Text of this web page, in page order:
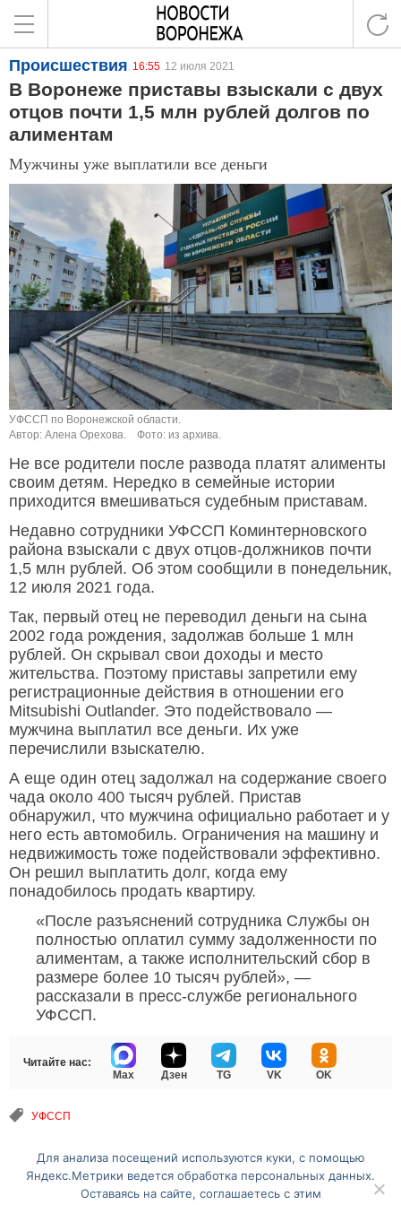
Происшествия 16:55 12 июля 2021
В Воронеже приставы взыскали с двух
отцов почти 1,5 млн рублей долгов по
алиментам
Мужчины уже выплатили все деньги
УФССП по Воронежской области.
Автор: Алена Орехова.
Фото: из архива.
Не все родители после развода платят алименты
своим детям. Нередко в семейные истории
приходится вмешиваться судебным приставам.
Недавно сотрудники УФССП Коминтерновского
района взыскали с двух отцов-должников почти
1,5 млн рублей. Об этом сообщили в понедельник,
12 июля 2021 года.
Так, первый отец не переводил деньги на сына
2002 года рождения, задолжав больше 1 млн
рублей. Он скрывал свои доходы и место
жительства. Поэтому приставы запретили ему
регистрационные действия в отношении его
Mitsubishi Outlander. Это подействовало —
мужчина выплатил все деньги. Их уже
перечислили взыскателю.
А еще один отец задолжал на содержание своего
чада около 400 тысяч рублей. Пристав
обнаружил, что мужчина официально работает и у
него есть автомобиль. Ограничения на машину и
недвижимость тоже подействовали эффективно.
Он решил выплатить долг, когда ему
понадобилось продать квартиру.
«После разъяснений сотрудника Службы он
полностью оплатил сумму задолженности по
алиментам, а также исполнительский сбор в
размере более 10 тысяч рублей», —
рассказали в пресс-службе регионального
УФССП.
Читайте нас:
Max
Дзен TG VK OK
УФССП
Перейти на полную версию сайта
Для анализа посещений используются куки, с помощью
Яндекс.Метрики ведется обработка персональных данных.
Оставаясь на сайте, соглашаетесь с этим